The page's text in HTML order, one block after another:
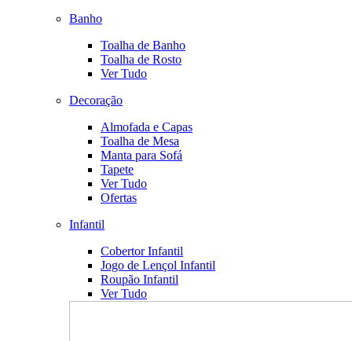
Banho
Toalha de Banho
Toalha de Rosto
Ver Tudo
Decoração
Almofada e Capas
Toalha de Mesa
Manta para Sofá
Tapete
Ver Tudo
Ofertas
Infantil
Cobertor Infantil
Jogo de Lençol Infantil
Roupão Infantil
Ver Tudo